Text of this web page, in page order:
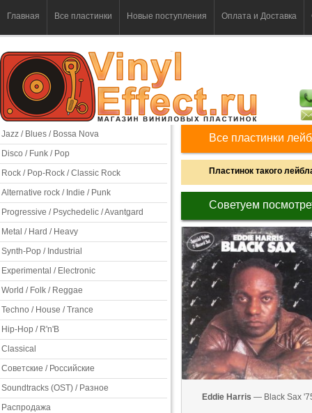
Главная Все пластинки Новые поступления Оплата и Доставка
Jazz / Blues / Bossa Nova
Disco / Funk / Pop
Rock / Pop-Rock / Classic Rock
Alternative rock / Indie / Punk
Progressive / Psychedelic / Avantgard
Metal / Hard / Heavy
Synth-Pop / Industrial
Experimental / Electronic
World / Folk / Reggae
Techno / House / Trance
Hip-Hop / R'n'B
Classical
Советские / Российские
Soundtracks (OST) / Разное
Распродажа
Все пластинки
Пластинок такого
Советуем
Eddie Harris — Black Sax